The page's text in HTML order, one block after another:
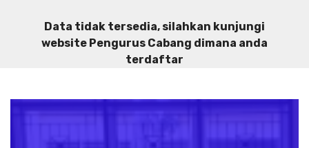
Data tidak tersedia, silahkan kunjungi
website Pengurus Cabang dimana anda
terdaftar